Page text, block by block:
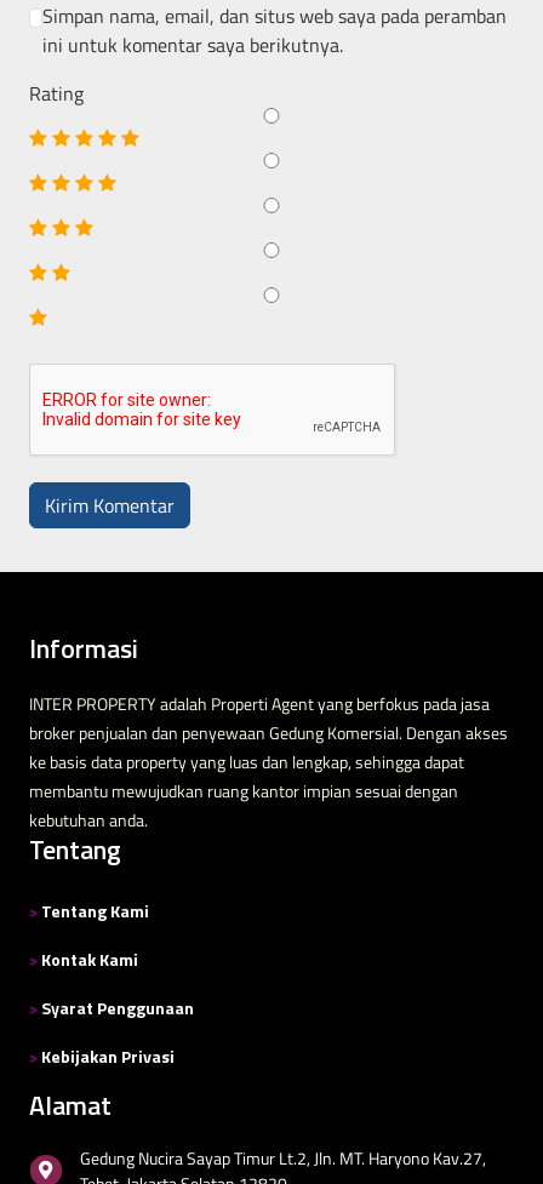
Simpan nama, email, dan situs web saya pada peramban
ini untuk komentar saya berikutnya.
Rating
Informasi
INTER PROPERTY adalah Properti Agent yang berfokus pada jasa
broker penjualan dan penyewaan Gedung Komersial. Dengan akses
ke basis data property yang luas dan lengkap, sehingga dapat
membantu mewujudkan ruang kantor impian sesuai dengan
kebutuhan anda.
Tentang
>Tentang Kami
>Kontak Kami
>Syarat Penggunaan
>Kebijakan Privasi
Alamat
Gedung Nucira Sayap Timur Lt.2, Jln. MT. Haryono Kav.27,